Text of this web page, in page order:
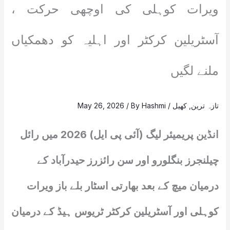
ویرات کوہلی کی اوچھی حرکت ،
آسٹریلین کرکٹر اور اہلیہ کو دھمکیاں
ملنے لگیں
تازہ ترین کھیل /
May 26, 2026 / ByHashmi
انڈین پریمیئر لیگ (آئی پی ایل) 2026 میں رائل
چیلنجرز بنگلورو اور سن رائزرز حیدرآباد کے
درمیان میچ کے بعد بھارتی اسٹار بلے باز ویرات
کوہلی اور آسٹریلین کرکٹر ٹریوس ہیڈ کے درمیان